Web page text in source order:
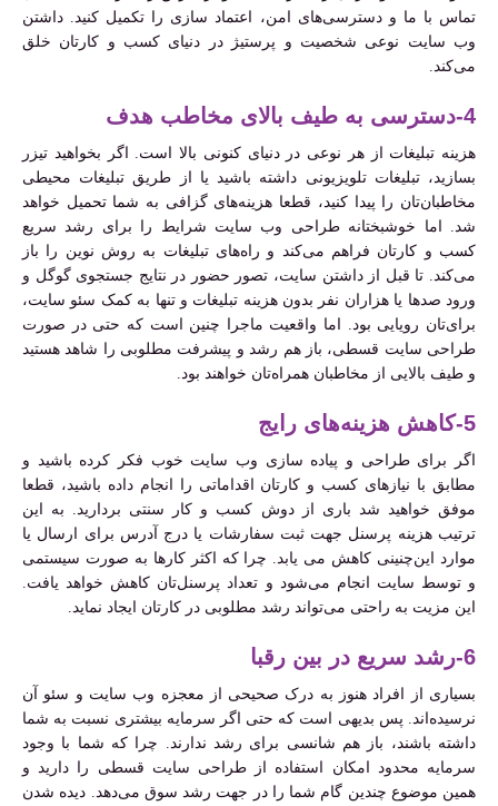
تماس با ما و دسترسی‌های امن، اعتماد سازی را تکمیل کنید. داشتن
وب سایت نوعی شخصیت و پرستیژ در دنیای کسب و کارتان خلق
می‌کند.
4-دسترسی به طیف بالای مخاطب هدف
هزینه تبلیغات از هر نوعی در دنیای کنونی بالا است. اگر بخواهید تیزر
بسازید، تبلیغات تلویزیونی داشته باشید یا از طریق تبلیغات محیطی
مخاطبان‌تان را پیدا کنید، قطعا هزینه‌های گزافی به شما تحمیل خواهد
شد. اما خوشبختانه طراحی وب سایت شرایط را برای رشد سریع
کسب و کارتان فراهم می‌کند و راه‌های تبلیغات به روش نوین را باز
می‌کند. تا قبل از داشتن سایت، تصور حضور در نتایج جستجوی گوگل و
ورود صدها یا هزاران نفر بدون هزینه تبلیغات و تنها به کمک سئو سایت،
برای‌تان رویایی بود. اما واقعیت ماجرا چنین است که حتی در صورت
طراحی سایت قسطی، باز هم رشد و پیشرفت مطلوبی را شاهد هستید
و طیف بالایی از مخاطبان همراه‌تان خواهند بود.
5-کاهش هزینه‌های رایج
اگر برای طراحی و پیاده سازی وب سایت خوب فکر کرده باشید و
مطابق با نیازهای کسب و کارتان اقداماتی را انجام داده باشید، قطعا
موفق خواهید شد باری از دوش کسب و کار سنتی بردارید. به این
ترتیب هزینه پرسنل جهت ثبت سفارشات یا درج آدرس برای ارسال یا
موارد این‌چنینی کاهش می یابد. چرا که اکثر کارها به صورت سیستمی
و توسط سایت انجام می‌شود و تعداد پرسنل‌تان کاهش خواهد یافت.
این مزیت به راحتی می‌تواند رشد مطلوبی در کارتان ایجاد نماید.
6-رشد سریع در بین رقبا
بسیاری از افراد هنوز به درک صحیحی از معجزه وب سایت و سئو آن
نرسیده‌اند. پس بدیهی است که حتی اگر سرمایه بیشتری نسبت به شما
داشته باشند، باز هم شانسی برای رشد ندارند. چرا که‌ شما با وجود
سرمایه محدود امکان استفاده از طراحی سایت قسطی را دارید و
همین موضوع چندین گام شما را در جهت رشد سوق می‌دهد. دیده شدن